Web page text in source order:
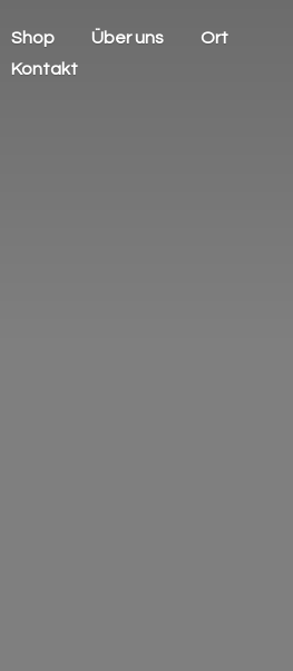
Shop Über uns
Ort
Kontakt